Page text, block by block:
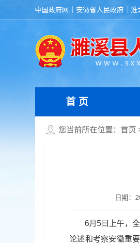
中国政府网 安徽省人民政府 淮
首 页
您当前所在位置： 首页
日期：
6月5日上午，
论述和考察安徽重